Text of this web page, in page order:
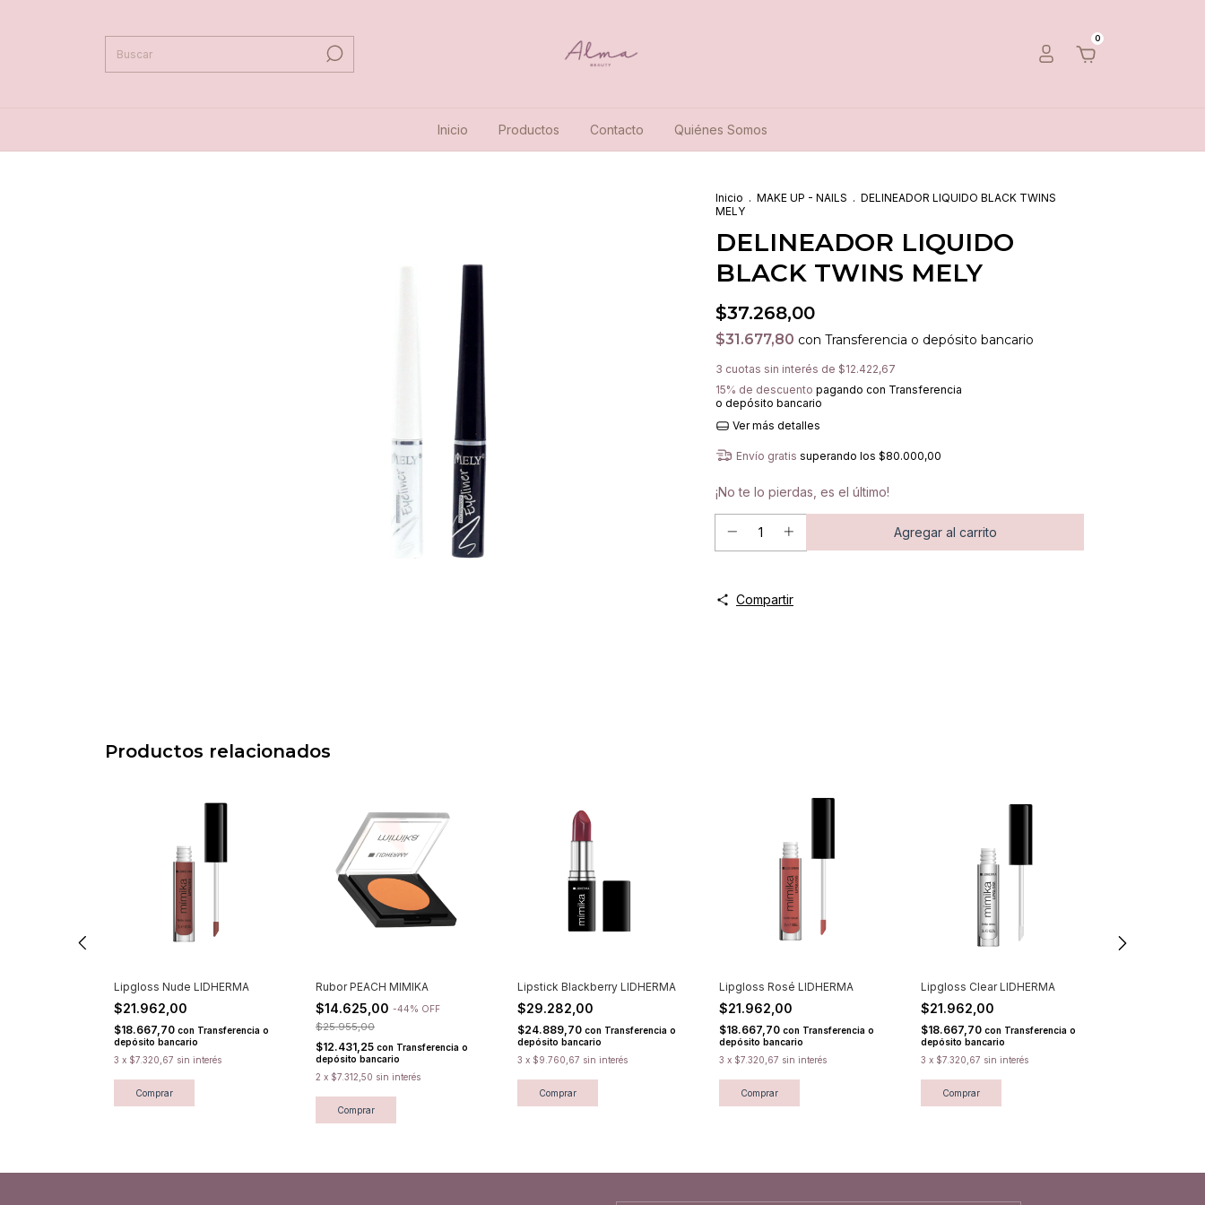
0
Inicio Productos Contacto Quiénes Somos
Inicio . MAKE UP - NAILS . DELINEADOR LIQUIDO BLACK TWINS
MELY
DELINEADOR LIQUIDO
BLACK TWINS MELY
$37.268,00
$31.677,80 con Transferencia o depósito bancario
3 cuotas sin interés de $12.422,67
15% de descuento pagando con Transferencia
o depósito bancario
Ver más detalles
Envío gratis superando los $80.000,00
¡No te lo pierdas, es el último!
Compartir
Productos relacionados
Lipgloss Nude LIDHERMA
$21.962,00
$18.667,70 con Transferencia o
depósito bancario
3 x $7.320,67 sin interés
Comprar
Rubor PEACH MIMIKA
$14.625,00 -44% OFF
$25.955,00
$12.431,25 con Transferencia o
depósito bancario
2 x $7.312,50 sin interés
Comprar
Lipstick Blackberry LIDHERMA
$29.282,00
$24.889,70 con Transferencia o
depósito bancario
3 x $9.760,67 sin interés
Comprar
Lipgloss Rosé LIDHERMA
$21.962,00
$18.667,70 con Transferencia o
depósito bancario
3 x $7.320,67 sin interés
Comprar
Lipgloss Clear LIDHERMA
$21.962,00
$18.667,70 con Transferencia o
depósito bancario
3 x $7.320,67 sin interés
Comprar